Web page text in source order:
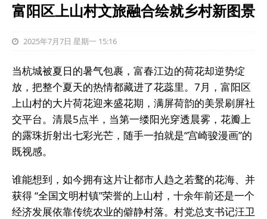
富阳区上山村文旅融合绘就乡村新图景
2025年7月7日 星期一 15:16
当杭城被夏日的暑气包裹，富春江边的荷花却逆势绽
放，把整个夏天的热情都藏进了花蕊里。7月，富阳区
上山村的大片荷花迎来盛花期，满屏荷韵的美景刷屏社
交平台。清晨5点半，当第一缕阳光穿透晨雾，花瓣上
的露珠折射出七彩光芒，随手一拍就是“宫崎骏漫画”的
既视感。
谁能想到，如今拥有这片让都市人趋之若鹜的花海、并
获得 “全国文明村镇”荣誉的上山村，十余年前还是一个
经济发展依靠传统农业的僻静村落。村党总支书记汪卫